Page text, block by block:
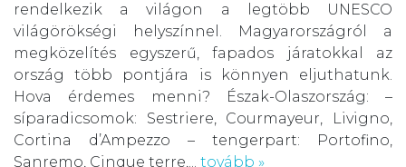
rendelkezik a világon a legtöbb UNESCO
világörökségi helyszínnel. Magyarországról a
megközelítés egyszerű, fapados járatokkal az
ország több pontjára is könnyen eljuthatunk.
Hova érdemes menni? Észak-Olaszország: –
síparadicsomok: Sestriere, Courmayeur, Livigno,
Cortina d’Ampezzo – tengerpart: Portofino,
Sanremo, Cinque terre,... tovább »